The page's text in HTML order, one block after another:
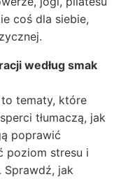
coś dla siebie,
według smak
tematy, które
tłumaczą, jak
poprawić
poziom stresu i
Sprawdź, jak